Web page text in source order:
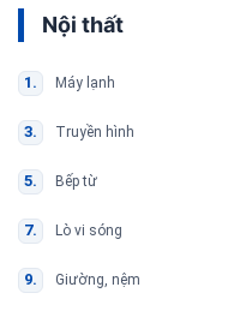
Nội thất
Máy lạnh
Truyền hình
Bếp từ
Lò vi sóng
Giường, nệm